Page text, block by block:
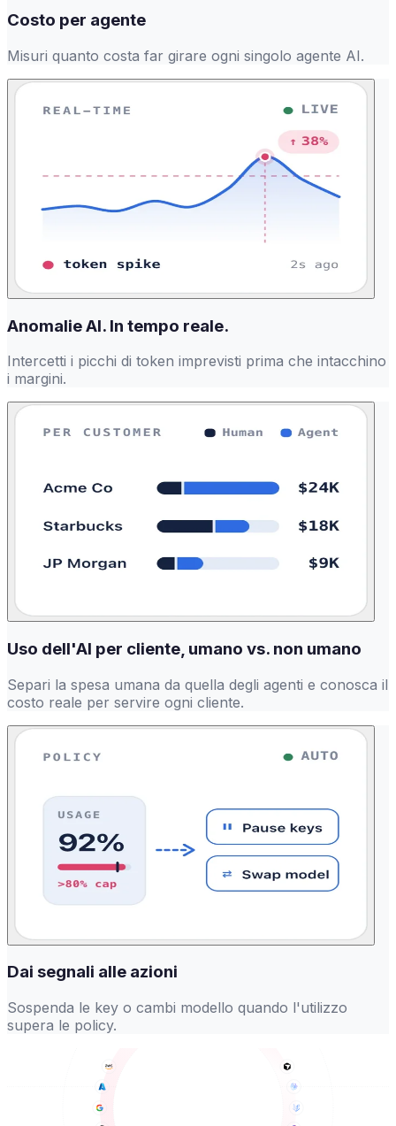
Costo per agente
Misuri quanto costa far girare ogni singolo agente AI.
Anomalie AI. In tempo reale.
Intercetti i picchi di token imprevisti prima che intacchino
i margini.
Uso dell'AI per cliente, umano vs. non umano
Separi la spesa umana da quella degli agenti e conosca il
costo reale per servire ogni cliente.
Dai segnali alle azioni
Sospenda le key o cambi modello quando l'utilizzo
supera le policy.